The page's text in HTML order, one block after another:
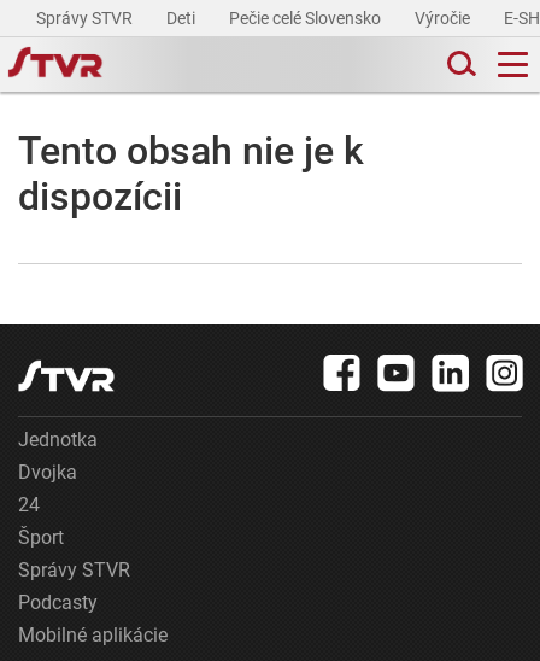
Správy STVR Deti Pečie celé Slovensko Výročie E-
Tento obsah nie je k
dispozícii
Jednotka
Dvojka
24
Šport
Správy STVR
Podcasty
Mobilné aplikácie